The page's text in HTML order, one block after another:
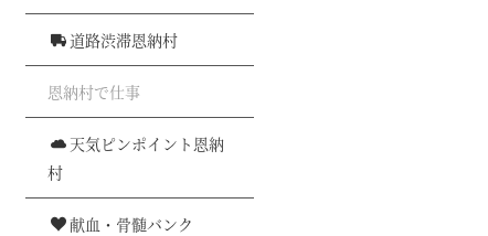
道路渋滞恩納村
恩納村で仕事
天気ピンポイント恩納
村
献血・骨髄バンク